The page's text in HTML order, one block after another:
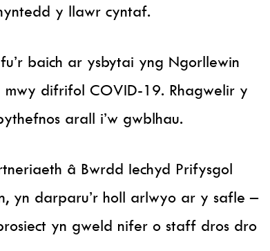
y llawr cyntaf.
baich ar ysbytai yng Ngorllewin
difrifol COVID-19. Rhagwelir y
arall i’w gwblhau.
â Bwrdd Iechyd Prifysgol
yn darparu’r holl arlwyo ar y safle –
yn gweld nifer o staff dros dro